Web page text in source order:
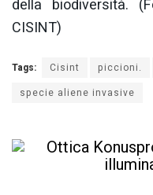
della biodiversità.
CISINT)
Tags: Cisint piccioni.
specie aliene invasive